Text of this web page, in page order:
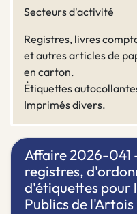
Secteurs d'activité
Registres, livres
et autres articles de
en carton.
Étiquettes
Imprimés divers.
Affaire 2026-041
registres,
d'étiquettes pour
Publics de l'Artois